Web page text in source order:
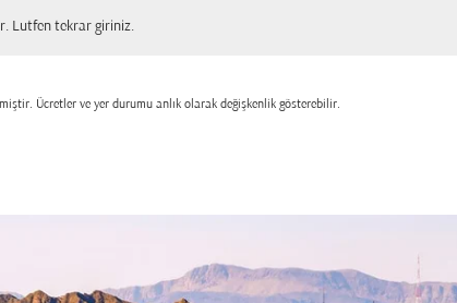
Lutfen tekrar giriniz.
Ücretler ve yer durumu anlık olarak değişkenlik gösterebilir.